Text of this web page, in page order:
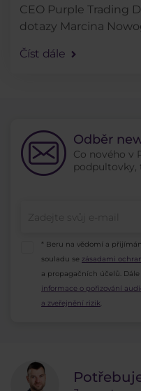
CEO Purple Trading
dotazy Marcina
do zákulisí fungování
Číst dále
Odběr
Co nového v
podpultovky,
* Beru na vědomí a
souladu se zásadami
a propagačních účelů.
informace o pořizování
a zveřejnění rizik.